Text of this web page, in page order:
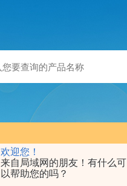
欢迎您！
来自局域网的朋友！有什么可
以帮助您的吗？